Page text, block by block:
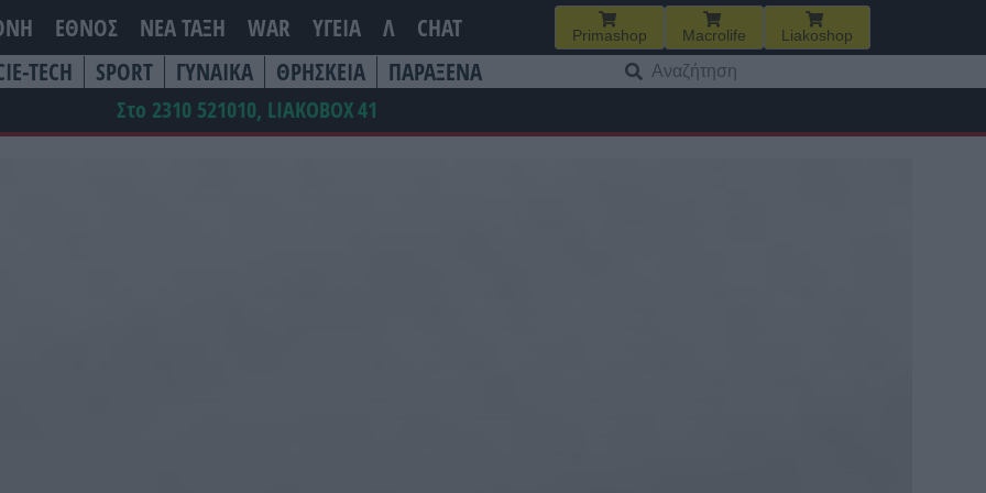
ΕΘΝΟΣ ΝΕΑ ΤΆΞΗ WAR ΥΓΕΙΑ Λ CHAT Primashop Macrolife Liakoshop
TECH SPORT ΓΥΝΑΙΚΑ ΘΡΗΣΚΕΙΑ ΠΑΡΑΞΕΝΑ
για:
Στο 2310 521010, LIAKOBOX41